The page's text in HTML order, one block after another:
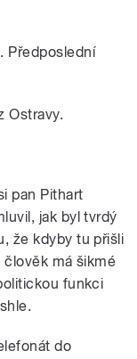
Předposlední
Ostravy.
pan Pithart
jak byl tvrdý
že kdyby tu přišli
má šikmé
funkci
do